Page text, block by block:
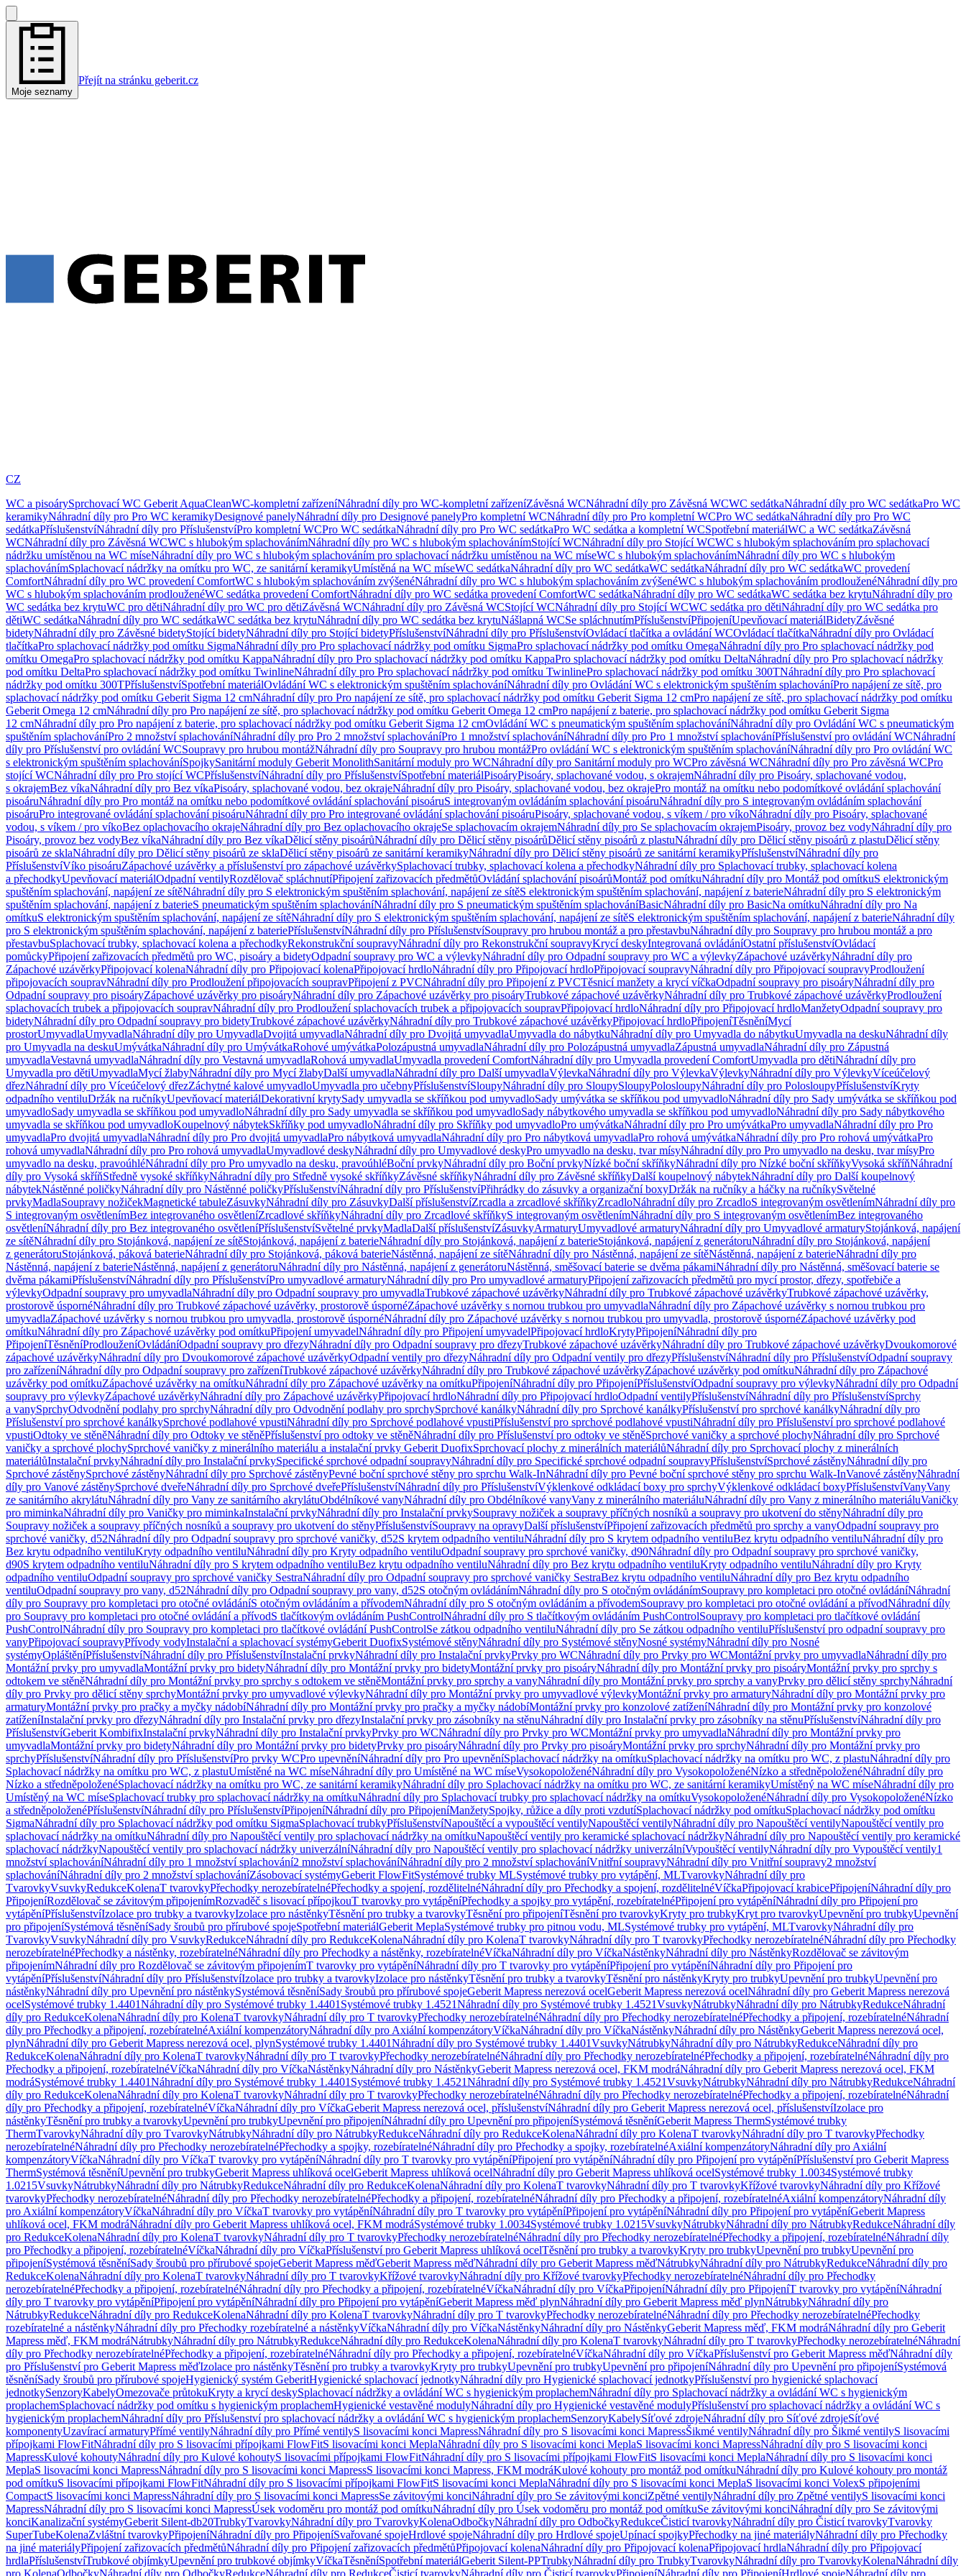
Moje seznamy
Přejít na stránku geberit.cz
CZ
WC a pisoárySprchovací WC Geberit AquaCleanWC-kompletní zařízeníNáhradní díly pro WC-kompletní zařízeníZávěsná WCNáhradní díly pro Závěsná WCWC sedátkaNáhradní díly pro WC sedátkaPro WC
keramikyNáhradní díly pro Pro WC keramikyDesignové panelyNáhradní díly pro Designové panelyPro kompletní WCNáhradní díly pro Pro kompletní WCPro WC sedátkaNáhradní díly pro Pro WC
sedátkaPříslušenstvíNáhradní díly pro PříslušenstvíPro kompletní WCPro WC sedátkaNáhradní díly pro Pro WC sedátkaPro WC sedátka a kompletní WCSpotřební materiálWC a WC sedátkaZávěsná
WCNáhradní díly pro Závěsná WCWC s hlubokým splachovánímNáhradní díly pro WC s hlubokým splachovánímStojící WCNáhradní díly pro Stojící WCWC s hlubokým splachováním pro splachovací
nádržku umístěnou na WC míseNáhradní díly pro WC s hlubokým splachováním pro splachovací nádržku umístěnou na WC míseWC s hlubokým splachovánímNáhradní díly pro WC s hlubokým
splachovánímSplachovací nádržky na omítku pro WC, ze sanitární keramikyUmístěná na WC míseWC sedátkaNáhradní díly pro WC sedátkaWC sedátkaNáhradní díly pro WC sedátkaWC provedení
ComfortNáhradní díly pro WC provedení ComfortWC s hlubokým splachováním zvýšenéNáhradní díly pro WC s hlubokým splachováním zvýšenéWC s hlubokým splachováním prodlouženéNáhradní díly pro
WC s hlubokým splachováním prodlouženéWC sedátka provedení ComfortNáhradní díly pro WC sedátka provedení ComfortWC sedátkaNáhradní díly pro WC sedátkaWC sedátka bez krytuNáhradní díly pro
WC sedátka bez krytuWC pro dětiNáhradní díly pro WC pro dětiZávěsná WCNáhradní díly pro Závěsná WCStojící WCNáhradní díly pro Stojící WCWC sedátka pro dětiNáhradní díly pro WC sedátka pro
dětiWC sedátkaNáhradní díly pro WC sedátkaWC sedátka bez krytuNáhradní díly pro WC sedátka bez krytuNášlapná WCSe spláchnutímPříslušenstvíPřipojeníUpevňovací materiálBidetyZávěsné
bidetyNáhradní díly pro Závěsné bidetyStojící bidetyNáhradní díly pro Stojící bidetyPříslušenstvíNáhradní díly pro PříslušenstvíOvládací tlačítka a ovládání WCOvládací tlačítkaNáhradní díly pro Ovládací
tlačítkaPro splachovací nádržky pod omítku SigmaNáhradní díly pro Pro splachovací nádržky pod omítku SigmaPro splachovací nádržky pod omítku OmegaNáhradní díly pro Pro splachovací nádržky pod
omítku OmegaPro splachovací nádržky pod omítku KappaNáhradní díly pro Pro splachovací nádržky pod omítku KappaPro splachovací nádržky pod omítku DeltaNáhradní díly pro Pro splachovací nádržky
pod omítku DeltaPro splachovací nádržky pod omítku TwinlineNáhradní díly pro Pro splachovací nádržky pod omítku TwinlinePro splachovací nádržky pod omítku 300TNáhradní díly pro Pro splachovací
nádržky pod omítku 300TPříslušenstvíSpotřební materiálOvládání WC s elektronickým spuštěním splachováníNáhradní díly pro Ovládání WC s elektronickým spuštěním splachováníPro napájení ze sítě, pro
splachovací nádržky pod omítku Geberit Sigma 12 cmNáhradní díly pro Pro napájení ze sítě, pro splachovací nádržky pod omítku Geberit Sigma 12 cmPro napájení ze sítě, pro splachovací nádržky pod omítku
Geberit Omega 12 cmNáhradní díly pro Pro napájení ze sítě, pro splachovací nádržky pod omítku Geberit Omega 12 cmPro napájení z baterie, pro splachovací nádržky pod omítku Geberit Sigma
12 cmNáhradní díly pro Pro napájení z baterie, pro splachovací nádržky pod omítku Geberit Sigma 12 cmOvládání WC s pneumatickým spuštěním splachováníNáhradní díly pro Ovládání WC s pneumatickým
spuštěním splachováníPro 2 množství splachováníNáhradní díly pro Pro 2 množství splachováníPro 1 množství splachováníNáhradní díly pro Pro 1 množství splachováníPříslušenství pro ovládání WCNáhradní
díly pro Příslušenství pro ovládání WCSoupravy pro hrubou montážNáhradní díly pro Soupravy pro hrubou montážPro ovládání WC s elektronickým spuštěním splachováníNáhradní díly pro Pro ovládání WC
s elektronickým spuštěním splachováníSpojkySanitární moduly Geberit MonolithSanitární moduly pro WCNáhradní díly pro Sanitární moduly pro WCPro závěsná WCNáhradní díly pro Pro závěsná WCPro
stojící WCNáhradní díly pro Pro stojící WCPříslušenstvíNáhradní díly pro PříslušenstvíSpotřební materiálPisoáryPisoáry, splachované vodou, s okrajemNáhradní díly pro Pisoáry, splachované vodou,
s okrajemBez víkaNáhradní díly pro Bez víkaPisoáry, splachované vodou, bez okrajeNáhradní díly pro Pisoáry, splachované vodou, bez okrajePro montáž na omítku nebo podomítkové ovládání splachování
pisoáruNáhradní díly pro Pro montáž na omítku nebo podomítkové ovládání splachování pisoáruS integrovaným ovládáním splachování pisoáruNáhradní díly pro S integrovaným ovládáním splachování
pisoáruPro integrované ovládání splachování pisoáruNáhradní díly pro Pro integrované ovládání splachování pisoáruPisoáry, splachované vodou, s víkem / pro víkoNáhradní díly pro Pisoáry, splachované
vodou, s víkem / pro víkoBez oplachovacího okrajeNáhradní díly pro Bez oplachovacího okrajeSe splachovacím okrajemNáhradní díly pro Se splachovacím okrajemPisoáry, provoz bez vodyNáhradní díly pro
Pisoáry, provoz bez vodyBez víkaNáhradní díly pro Bez víkaDělicí stěny pisoárůNáhradní díly pro Dělicí stěny pisoárůDělicí stěny pisoárů z plastuNáhradní díly pro Dělicí stěny pisoárů z plastuDělicí stěny
pisoárů ze sklaNáhradní díly pro Dělicí stěny pisoárů ze sklaDělicí stěny pisoárů ze sanitární keramikyNáhradní díly pro Dělicí stěny pisoárů ze sanitární keramikyPříslušenstvíNáhradní díly pro
PříslušenstvíVíko pisoáruZápachové uzávěrky a příslušenství pro zápachové uzávěrkySplachovací trubky, splachovací kolena a přechodkyNáhradní díly pro Splachovací trubky, splachovací kolena
a přechodkyUpevňovací materiálOdpadní ventilyRozdělovač spláchnutíPřipojení zařizovacích předmětůOvládání splachování pisoárůMontáž pod omítkuNáhradní díly pro Montáž pod omítkuS elektronickým
spuštěním splachování, napájení ze sítěNáhradní díly pro S elektronickým spuštěním splachování, napájení ze sítěS elektronickým spuštěním splachování, napájení z baterieNáhradní díly pro S elektronickým
spuštěním splachování, napájení z baterieS pneumatickým spuštěním splachováníNáhradní díly pro S pneumatickým spuštěním splachováníBasicNáhradní díly pro BasicNa omítkuNáhradní díly pro Na
omítkuS elektronickým spuštěním splachování, napájení ze sítěNáhradní díly pro S elektronickým spuštěním splachování, napájení ze sítěS elektronickým spuštěním splachování, napájení z baterieNáhradní díly
pro S elektronickým spuštěním splachování, napájení z bateriePříslušenstvíNáhradní díly pro PříslušenstvíSoupravy pro hrubou montáž a pro přestavbuNáhradní díly pro Soupravy pro hrubou montáž a pro
přestavbuSplachovací trubky, splachovací kolena a přechodkyRekonstrukční soupravyNáhradní díly pro Rekonstrukční soupravyKrycí deskyIntegrovaná ovládáníOstatní příslušenstvíOvládací
pomůckyPřipojení zařizovacích předmětů pro WC, pisoáry a bidetyOdpadní soupravy pro WC a výlevkyNáhradní díly pro Odpadní soupravy pro WC a výlevkyZápachové uzávěrkyNáhradní díly pro
Zápachové uzávěrkyPřipojovací kolenaNáhradní díly pro Připojovací kolenaPřipojovací hrdloNáhradní díly pro Připojovací hrdloPřipojovací soupravyNáhradní díly pro Připojovací soupravyProdloužení
připojovacích soupravNáhradní díly pro Prodloužení připojovacích soupravPřipojení z PVCNáhradní díly pro Připojení z PVCTěsnicí manžety a krycí víčkaOdpadní soupravy pro pisoáryNáhradní díly pro
Odpadní soupravy pro pisoáryZápachové uzávěrky pro pisoáryNáhradní díly pro Zápachové uzávěrky pro pisoáryTrubkové zápachové uzávěrkyNáhradní díly pro Trubkové zápachové uzávěrkyProdloužení
splachovacích trubek a připojovacích soupravNáhradní díly pro Prodloužení splachovacích trubek a připojovacích soupravPřipojovací hrdloNáhradní díly pro Připojovací hrdloManžetyOdpadní soupravy pro
bidetyNáhradní díly pro Odpadní soupravy pro bidetyTrubkové zápachové uzávěrkyNáhradní díly pro Trubkové zápachové uzávěrkyPřipojovací hrdloPřipojeníTěsněníMycí
prostorUmyvadlaUmyvadlaNáhradní díly pro UmyvadlaDvojitá umyvadlaNáhradní díly pro Dvojitá umyvadlaUmyvadla do nábytkuNáhradní díly pro Umyvadla do nábytkuUmyvadla na deskuNáhradní díly
pro Umyvadla na deskuUmývátkaNáhradní díly pro UmývátkaRohové umývátkaPolozápustná umyvadlaNáhradní díly pro Polozápustná umyvadlaZápustná umyvadlaNáhradní díly pro Zápustná
umyvadlaVestavná umyvadlaNáhradní díly pro Vestavná umyvadlaRohová umyvadlaUmyvadla provedení ComfortNáhradní díly pro Umyvadla provedení ComfortUmyvadla pro dětiNáhradní díly pro
Umyvadla pro dětiUmyvadlaMycí žlabyNáhradní díly pro Mycí žlabyDalší umyvadlaNáhradní díly pro Další umyvadlaVýlevkaNáhradní díly pro VýlevkaVýlevkyNáhradní díly pro VýlevkyVíceúčelový
dřezNáhradní díly pro Víceúčelový dřezZáchytné kalové umyvadloUmyvadla pro učebnyPříslušenstvíSloupyNáhradní díly pro SloupySloupyPolosloupyNáhradní díly pro PolosloupyPříslušenstvíKryty
odpadního ventiluDržák na ručníkyUpevňovací materiálDekorativní krytySady umyvadla se skříňkou pod umyvadloSady umývátka se skříňkou pod umyvadloNáhradní díly pro Sady umývátka se skříňkou pod
umyvadloSady umyvadla se skříňkou pod umyvadloNáhradní díly pro Sady umyvadla se skříňkou pod umyvadloSady nábytkového umyvadla se skříňkou pod umyvadloNáhradní díly pro Sady nábytkového
umyvadla se skříňkou pod umyvadloKoupelnový nábytekSkříňky pod umyvadloNáhradní díly pro Skříňky pod umyvadloPro umývátkaNáhradní díly pro Pro umývátkaPro umyvadlaNáhradní díly pro Pro
umyvadlaPro dvojitá umyvadlaNáhradní díly pro Pro dvojitá umyvadlaPro nábytková umyvadlaNáhradní díly pro Pro nábytková umyvadlaPro rohová umývátkaNáhradní díly pro Pro rohová umývátkaPro
rohová umyvadlaNáhradní díly pro Pro rohová umyvadlaUmyvadlové deskyNáhradní díly pro Umyvadlové deskyPro umyvadlo na desku, tvar mísyNáhradní díly pro Pro umyvadlo na desku, tvar mísyPro
umyvadlo na desku, pravoúhléNáhradní díly pro Pro umyvadlo na desku, pravoúhléBoční prvkyNáhradní díly pro Boční prvkyNízké boční skříňkyNáhradní díly pro Nízké boční skříňkyVysoká skříňNáhradní
díly pro Vysoká skříňStředně vysoké skříňkyNáhradní díly pro Středně vysoké skříňkyZávěsné skříňkyNáhradní díly pro Závěsné skříňkyDalší koupelnový nábytekNáhradní díly pro Další koupelnový
nábytekNástěnné poličkyNáhradní díly pro Nástěnné poličkyPříslušenstvíNáhradní díly pro PříslušenstvíPřihrádky do zásuvky a organizační boxyDržák na ručníky a háčky na ručníkySvětelné
prvkyMadlaSoupravy nožičekMagnetické tabuleZásuvkyNáhradní díly pro ZásuvkyDalší příslušenstvíZrcadla a zrcadlové skříňkyZrcadloNáhradní díly pro ZrcadloS integrovaným osvětlenímNáhradní díly pro
S integrovaným osvětlenímBez integrovaného osvětleníZrcadlové skříňkyNáhradní díly pro Zrcadlové skříňkyS integrovaným osvětlenímNáhradní díly pro S integrovaným osvětlenímBez integrovaného
osvětleníNáhradní díly pro Bez integrovaného osvětleníPříslušenstvíSvětelné prvkyMadlaDalší příslušenstvíZásuvkyArmaturyUmyvadlové armaturyNáhradní díly pro Umyvadlové armaturyStojánková, napájení
ze sítěNáhradní díly pro Stojánková, napájení ze sítěStojánková, napájení z baterieNáhradní díly pro Stojánková, napájení z baterieStojánková, napájení z generátoruNáhradní díly pro Stojánková, napájení
z generátoruStojánková, páková baterieNáhradní díly pro Stojánková, páková baterieNástěnná, napájení ze sítěNáhradní díly pro Nástěnná, napájení ze sítěNástěnná, napájení z baterieNáhradní díly pro
Nástěnná, napájení z baterieNástěnná, napájení z generátoruNáhradní díly pro Nástěnná, napájení z generátoruNástěnná, směšovací baterie se dvěma pákamiNáhradní díly pro Nástěnná, směšovací baterie se
dvěma pákamiPříslušenstvíNáhradní díly pro PříslušenstvíPro umyvadlové armaturyNáhradní díly pro Pro umyvadlové armaturyPřipojení zařizovacích předmětů pro mycí prostor, dřezy, spotřebiče a
výlevkyOdpadní soupravy pro umyvadlaNáhradní díly pro Odpadní soupravy pro umyvadlaTrubkové zápachové uzávěrkyNáhradní díly pro Trubkové zápachové uzávěrkyTrubkové zápachové uzávěrky,
prostorově úspornéNáhradní díly pro Trubkové zápachové uzávěrky, prostorově úspornéZápachové uzávěrky s nornou trubkou pro umyvadlaNáhradní díly pro Zápachové uzávěrky s nornou trubkou pro
umyvadlaZápachové uzávěrky s nornou trubkou pro umyvadla, prostorově úspornéNáhradní díly pro Zápachové uzávěrky s nornou trubkou pro umyvadla, prostorově úspornéZápachové uzávěrky pod
omítkuNáhradní díly pro Zápachové uzávěrky pod omítkuPřipojení umyvadelNáhradní díly pro Připojení umyvadelPřipojovací hrdloKrytyPřipojeníNáhradní díly pro
PřipojeníTěsněníProdlouženíOvládáníOdpadní soupravy pro dřezyNáhradní díly pro Odpadní soupravy pro dřezyTrubkové zápachové uzávěrkyNáhradní díly pro Trubkové zápachové uzávěrkyDvoukomorové
zápachové uzávěrkyNáhradní díly pro Dvoukomorové zápachové uzávěrkyOdpadní ventily pro dřezyNáhradní díly pro Odpadní ventily pro dřezyPříslušenstvíNáhradní díly pro PříslušenstvíOdpadní soupravy
pro zařízeníNáhradní díly pro Odpadní soupravy pro zařízeníTrubkové zápachové uzávěrkyNáhradní díly pro Trubkové zápachové uzávěrkyZápachové uzávěrky pod omítkuNáhradní díly pro Zápachové
uzávěrky pod omítkuZápachové uzávěrky na omítkuNáhradní díly pro Zápachové uzávěrky na omítkuPřipojeníNáhradní díly pro PřipojeníPříslušenstvíOdpadní soupravy pro výlevkyNáhradní díly pro Odpadní
soupravy pro výlevkyZápachové uzávěrkyNáhradní díly pro Zápachové uzávěrkyPřipojovací hrdloNáhradní díly pro Připojovací hrdloOdpadní ventilyPříslušenstvíNáhradní díly pro PříslušenstvíSprchy
a vanySprchyOdvodnění podlahy pro sprchyNáhradní díly pro Odvodnění podlahy pro sprchySprchové kanálkyNáhradní díly pro Sprchové kanálkyPříslušenství pro sprchové kanálkyNáhradní díly pro
Příslušenství pro sprchové kanálkySprchové podlahové vpustiNáhradní díly pro Sprchové podlahové vpustiPříslušenství pro sprchové podlahové vpustiNáhradní díly pro Příslušenství pro sprchové podlahové
vpustiOdtoky ve stěněNáhradní díly pro Odtoky ve stěněPříslušenství pro odtoky ve stěněNáhradní díly pro Příslušenství pro odtoky ve stěněSprchové vaničky a sprchové plochyNáhradní díly pro Sprchové
vaničky a sprchové plochySprchové vaničky z minerálního materiálu a instalační prvky Geberit DuofixSprchovací plochy z minerálních materiálůNáhradní díly pro Sprchovací plochy z minerálních
materiálůInstalační prvkyNáhradní díly pro Instalační prvkySpecifické sprchové odpadní soupravyNáhradní díly pro Specifické sprchové odpadní soupravyPříslušenstvíSprchové zástěnyNáhradní díly pro
Sprchové zástěnySprchové zástěnyNáhradní díly pro Sprchové zástěnyPevné boční sprchové stěny pro sprchu Walk-InNáhradní díly pro Pevné boční sprchové stěny pro sprchu Walk-InVanové zástěnyNáhradní
díly pro Vanové zástěnySprchové dveřeNáhradní díly pro Sprchové dveřePříslušenstvíNáhradní díly pro PříslušenstvíVýklenkové odkládací boxy pro sprchyVýklenkové odkládací boxyPříslušenstvíVanyVany
ze sanitárního akrylátuNáhradní díly pro Vany ze sanitárního akrylátuObdélníkové vanyNáhradní díly pro Obdélníkové vanyVany z minerálního materiáluNáhradní díly pro Vany z minerálního materiáluVaničky
pro miminkaNáhradní díly pro Vaničky pro miminkaInstalační prvkyNáhradní díly pro Instalační prvkySoupravy nožiček a soupravy příčných nosníků a soupravy pro ukotvení do stěnyNáhradní díly pro
Soupravy nožiček a soupravy příčných nosníků a soupravy pro ukotvení do stěnyPříslušenstvíSoupravy na opravyDalší příslušenstvíPřipojení zařizovacích předmětů pro sprchy a vanyOdpadní soupravy pro
sprchové vaničky, d52Náhradní díly pro Odpadní soupravy pro sprchové vaničky, d52S krytem odpadního ventiluNáhradní díly pro S krytem odpadního ventiluBez krytu odpadního ventiluNáhradní díly pro
Bez krytu odpadního ventiluKryty odpadního ventiluNáhradní díly pro Kryty odpadního ventiluOdpadní soupravy pro sprchové vaničky, d90Náhradní díly pro Odpadní soupravy pro sprchové vaničky,
d90S krytem odpadního ventiluNáhradní díly pro S krytem odpadního ventiluBez krytu odpadního ventiluNáhradní díly pro Bez krytu odpadního ventiluKryty odpadního ventiluNáhradní díly pro Kryty
odpadního ventiluOdpadní soupravy pro sprchové vaničky SestraNáhradní díly pro Odpadní soupravy pro sprchové vaničky SestraBez krytu odpadního ventiluNáhradní díly pro Bez krytu odpadního
ventiluOdpadní soupravy pro vany, d52Náhradní díly pro Odpadní soupravy pro vany, d52S otočným ovládánímNáhradní díly pro S otočným ovládánímSoupravy pro kompletaci pro otočné ovládáníNáhradní
díly pro Soupravy pro kompletaci pro otočné ovládáníS otočným ovládáním a přívodemNáhradní díly pro S otočným ovládáním a přívodemSoupravy pro kompletaci pro otočné ovládání a přívodNáhradní díly
pro Soupravy pro kompletaci pro otočné ovládání a přívodS tlačítkovým ovládáním PushControlNáhradní díly pro S tlačítkovým ovládáním PushControlSoupravy pro kompletaci pro tlačítkové ovládání
PushControlNáhradní díly pro Soupravy pro kompletaci pro tlačítkové ovládání PushControlSe zátkou odpadního ventiluNáhradní díly pro Se zátkou odpadního ventiluPříslušenství pro odpadní soupravy pro
vanyPřipojovací soupravyPřívody vodyInstalační a splachovací systémyGeberit DuofixSystémové stěnyNáhradní díly pro Systémové stěnyNosné systémyNáhradní díly pro Nosné
systémyOpláštěníPříslušenstvíNáhradní díly pro PříslušenstvíInstalační prvkyNáhradní díly pro Instalační prvkyPrvky pro WCNáhradní díly pro Prvky pro WCMontážní prvky pro umyvadlaNáhradní díly pro
Montážní prvky pro umyvadlaMontážní prvky pro bidetyNáhradní díly pro Montážní prvky pro bidetyMontážní prvky pro pisoáryNáhradní díly pro Montážní prvky pro pisoáryMontážní prvky pro sprchy s
odtokem ve stěněNáhradní díly pro Montážní prvky pro sprchy s odtokem ve stěněMontážní prvky pro sprchy a vanyNáhradní díly pro Montážní prvky pro sprchy a vanyPrvky pro dělicí stěny sprchyNáhradní
díly pro Prvky pro dělicí stěny sprchyMontážní prvky pro umyvadlové výlevkyNáhradní díly pro Montážní prvky pro umyvadlové výlevkyMontážní prvky pro armaturyNáhradní díly pro Montážní prvky pro
armaturyMontážní prvky pro pračky a myčky nádobíNáhradní díly pro Montážní prvky pro pračky a myčky nádobíMontážní prvky pro konzolové zatíženíNáhradní díly pro Montážní prvky pro konzolové
zatíženíInstalační prvky pro dřezyNáhradní díly pro Instalační prvky pro dřezyInstalační prvky pro zásobníky na stěnuNáhradní díly pro Instalační prvky pro zásobníky na stěnuPříslušenstvíNáhradní díly pro
PříslušenstvíGeberit KombifixInstalační prvkyNáhradní díly pro Instalační prvkyPrvky pro WCNáhradní díly pro Prvky pro WCMontážní prvky pro umyvadlaNáhradní díly pro Montážní prvky pro
umyvadlaMontážní prvky pro bidetyNáhradní díly pro Montážní prvky pro bidetyPrvky pro pisoáryNáhradní díly pro Prvky pro pisoáryMontážní prvky pro sprchyNáhradní díly pro Montážní prvky pro
sprchyPříslušenstvíNáhradní díly pro PříslušenstvíPro prvky WCPro upevněníNáhradní díly pro Pro upevněníSplachovací nádržky na omítkuSplachovací nádržky na omítku pro WC, z plastuNáhradní díly pro
Splachovací nádržky na omítku pro WC, z plastuUmístěné na WC míseNáhradní díly pro Umístěné na WC míseVysokopoloženéNáhradní díly pro VysokopoloženéNízko a středněpoloženéNáhradní díly pro
Nízko a středněpoloženéSplachovací nádržky na omítku pro WC, ze sanitární keramikyNáhradní díly pro Splachovací nádržky na omítku pro WC, ze sanitární keramikyUmístěný na WC míseNáhradní díly pro
Umístěný na WC míseSplachovací trubky pro splachovací nádržky na omítkuNáhradní díly pro Splachovací trubky pro splachovací nádržky na omítkuVysokopoloženéNáhradní díly pro VysokopoloženéNízko
a středněpoloženéPříslušenstvíNáhradní díly pro PříslušenstvíPřipojeníNáhradní díly pro PřipojeníManžetySpojky, růžice a díly proti vzdutíSplachovací nádržky pod omítkuSplachovací nádržky pod omítku
SigmaNáhradní díly pro Splachovací nádržky pod omítku SigmaSplachovací trubkyPříslušenstvíNapouštěcí a vypouštěcí ventilyNapouštěcí ventilyNáhradní díly pro Napouštěcí ventilyNapouštěcí ventily pro
splachovací nádržky na omítkuNáhradní díly pro Napouštěcí ventily pro splachovací nádržky na omítkuNapouštěcí ventily pro keramické splachovací nádržkyNáhradní díly pro Napouštěcí ventily pro keramické
splachovací nádržkyNapouštěcí ventily pro splachovací nádržky univerzálníNáhradní díly pro Napouštěcí ventily pro splachovací nádržky univerzálníVypouštěcí ventilyNáhradní díly pro Vypouštěcí ventily1
množství splachováníNáhradní díly pro 1 množství splachování2 množství splachováníNáhradní díly pro 2 množství splachováníVnitřní soupravyNáhradní díly pro Vnitřní soupravy2 množství
splachováníNáhradní díly pro 2 množství splachováníZásobovací systémyGeberit FlowFitSystémové trubky MLSystémové trubky pro vytápění, MLTvarovkyNáhradní díly pro
TvarovkyVsuvkyRedukceKolenaT tvarovkyPřechodky nerozebíratelnéPřechodky a spojení, rozdělitelnéNáhradní díly pro Přechodky a spojení, rozdělitelnéVíčkaPřipojovací krabicePřipojeníNáhradní díly pro
PřipojeníRozdělovač se závitovým připojenímRozvaděč s lisovací přípojkouT tvarovky pro vytápěníPřechodky a spojky pro vytápění, rozebíratelnéPřipojení pro vytápěníNáhradní díly pro Připojení pro
vytápěníPříslušenstvíIzolace pro trubky a tvarovkyIzolace pro nástěnkyTěsnění pro trubky a tvarovkyTěsnění pro připojeníTěsnění pro tvarovkyKryty pro trubkyKryt pro tvarovkyUpevnění pro trubkyUpevnění
pro připojeníSystémová těsněníSady šroubů pro přírubové spojeSpotřební materiálGeberit MeplaSystémové trubky pro pitnou vodu, MLSystémové trubky pro vytápění, MLTvarovkyNáhradní díly pro
TvarovkyVsuvkyNáhradní díly pro VsuvkyRedukceNáhradní díly pro RedukceKolenaNáhradní díly pro KolenaT tvarovkyNáhradní díly pro T tvarovkyPřechodky nerozebíratelnéNáhradní díly pro Přechodky
nerozebíratelnéPřechodky a nástěnky, rozebíratelnéNáhradní díly pro Přechodky a nástěnky, rozebíratelnéVíčkaNáhradní díly pro VíčkaNástěnkyNáhradní díly pro NástěnkyRozdělovač se závitovým
připojenímNáhradní díly pro Rozdělovač se závitovým připojenímT tvarovky pro vytápěníNáhradní díly pro T tvarovky pro vytápěníPřipojení pro vytápěníNáhradní díly pro Připojení pro
vytápěníPříslušenstvíNáhradní díly pro PříslušenstvíIzolace pro trubky a tvarovkyIzolace pro nástěnkyTěsnění pro trubky a tvarovkyTěsnění pro nástěnkyKryty pro trubkyUpevnění pro trubkyUpevnění pro
nástěnkyNáhradní díly pro Upevnění pro nástěnkySystémová těsněníSady šroubů pro přírubové spojeGeberit Mapress nerezová ocelGeberit Mapress nerezová ocelNáhradní díly pro Geberit Mapress nerezová
ocelSystémové trubky 1.4401Náhradní díly pro Systémové trubky 1.4401 Systémové trubky 1.4521Náhradní díly pro Systémové trubky 1.4521VsuvkyNátrubkyNáhradní díly pro NátrubkyRedukceNáhradní
díly pro RedukceKolenaNáhradní díly pro KolenaT tvarovkyNáhradní díly pro T tvarovkyPřechodky nerozebíratelnéNáhradní díly pro Přechodky nerozebíratelnéPřechodky a připojení, rozebíratelnéNáhradní
díly pro Přechodky a připojení, rozebíratelnéAxiální kompenzátoryNáhradní díly pro Axiální kompenzátoryVíčkaNáhradní díly pro VíčkaNástěnkyNáhradní díly pro NástěnkyGeberit Mapress nerezová ocel,
plynNáhradní díly pro Geberit Mapress nerezová ocel, plynSystémové trubky 1.4401Náhradní díly pro Systémové trubky 1.4401VsuvkyNátrubkyNáhradní díly pro NátrubkyRedukceNáhradní díly pro
RedukceKolenaNáhradní díly pro KolenaT tvarovkyNáhradní díly pro T tvarovkyPřechodky nerozebíratelnéNáhradní díly pro Přechodky nerozebíratelnéPřechodky a připojení, rozebíratelnéNáhradní díly pro
Přechodky a připojení, rozebíratelnéVíčkaNáhradní díly pro VíčkaNástěnkyNáhradní díly pro NástěnkyGeberit Mapress nerezová ocel, FKM modráNáhradní díly pro Geberit Mapress nerezová ocel, FKM
modráSystémové trubky 1.4401Náhradní díly pro Systémové trubky 1.4401 Systémové trubky 1.4521Náhradní díly pro Systémové trubky 1.4521VsuvkyNátrubkyNáhradní díly pro NátrubkyRedukceNáhradní
díly pro RedukceKolenaNáhradní díly pro KolenaT tvarovkyNáhradní díly pro T tvarovkyPřechodky nerozebíratelnéNáhradní díly pro Přechodky nerozebíratelnéPřechodky a připojení, rozebíratelnéNáhradní
díly pro Přechodky a připojení, rozebíratelnéVíčkaNáhradní díly pro VíčkaGeberit Mapress nerezová ocel, příslušenstvíNáhradní díly pro Geberit Mapress nerezová ocel, příslušenstvíIzolace pro
nástěnkyTěsnění pro trubky a tvarovkyUpevnění pro trubkyUpevnění pro připojeníNáhradní díly pro Upevnění pro připojeníSystémová těsněníGeberit Mapress ThermSystémové trubky
ThermTvarovkyNáhradní díly pro TvarovkyNátrubkyNáhradní díly pro NátrubkyRedukceNáhradní díly pro RedukceKolenaNáhradní díly pro KolenaT tvarovkyNáhradní díly pro T tvarovkyPřechodky
nerozebíratelnéNáhradní díly pro Přechodky nerozebíratelnéPřechodky a spojky, rozebíratelnéNáhradní díly pro Přechodky a spojky, rozebíratelnéAxiální kompenzátoryNáhradní díly pro Axiální
kompenzátoryVíčkaNáhradní díly pro VíčkaT tvarovky pro vytápěníNáhradní díly pro T tvarovky pro vytápěníPřipojení pro vytápěníNáhradní díly pro Připojení pro vytápěníPříslušenství pro Geberit Mapress
ThermSystémová těsněníUpevnění pro trubkyGeberit Mapress uhlíková ocelGeberit Mapress uhlíková ocelNáhradní díly pro Geberit Mapress uhlíková ocelSystémové trubky 1.0034Systémové trubky
1.0215VsuvkyNátrubkyNáhradní díly pro NátrubkyRedukceNáhradní díly pro RedukceKolenaNáhradní díly pro KolenaT tvarovkyNáhradní díly pro T tvarovkyKřížové tvarovkyNáhradní díly pro Křížové
tvarovkyPřechodky nerozebíratelnéNáhradní díly pro Přechodky nerozebíratelnéPřechodky a připojení, rozebíratelnéNáhradní díly pro Přechodky a připojení, rozebíratelnéAxiální kompenzátoryNáhradní díly
pro Axiální kompenzátoryVíčkaNáhradní díly pro VíčkaT tvarovky pro vytápěníNáhradní díly pro T tvarovky pro vytápěníPřipojení pro vytápěníNáhradní díly pro Připojení pro vytápěníGeberit Mapress
uhlíková ocel, FKM modráNáhradní díly pro Geberit Mapress uhlíková ocel, FKM modráSystémové trubky 1.0034Systémové trubky 1.0215VsuvkyNátrubkyNáhradní díly pro NátrubkyRedukceNáhradní díly
pro RedukceKolenaNáhradní díly pro KolenaT tvarovkyNáhradní díly pro T tvarovkyPřechodky nerozebíratelnéNáhradní díly pro Přechodky nerozebíratelnéPřechodky a připojení, rozebíratelnéNáhradní díly
pro Přechodky a připojení, rozebíratelnéVíčkaNáhradní díly pro VíčkaPříslušenství pro Geberit Mapress uhlíková ocelTěsnění pro trubky a tvarovkyKryty pro trubkyUpevnění pro trubkyUpevnění pro
připojeníSystémová těsněníSady šroubů pro přírubové spojeGeberit Mapress měďGeberit Mapress měďNáhradní díly pro Geberit Mapress měďNátrubkyNáhradní díly pro NátrubkyRedukceNáhradní díly pro
RedukceKolenaNáhradní díly pro KolenaT tvarovkyNáhradní díly pro T tvarovkyKřížové tvarovkyNáhradní díly pro Křížové tvarovkyPřechodky nerozebíratelnéNáhradní díly pro Přechodky
nerozebíratelnéPřechodky a připojení, rozebíratelnéNáhradní díly pro Přechodky a připojení, rozebíratelnéVíčkaNáhradní díly pro VíčkaPřipojeníNáhradní díly pro PřipojeníT tvarovky pro vytápěníNáhradní
díly pro T tvarovky pro vytápěníPřipojení pro vytápěníNáhradní díly pro Připojení pro vytápěníGeberit Mapress měď plynNáhradní díly pro Geberit Mapress měď plynNátrubkyNáhradní díly pro
NátrubkyRedukceNáhradní díly pro RedukceKolenaNáhradní díly pro KolenaT tvarovkyNáhradní díly pro T tvarovkyPřechodky nerozebíratelnéNáhradní díly pro Přechodky nerozebíratelnéPřechodky
rozebíratelné a nástěnkyNáhradní díly pro Přechodky rozebíratelné a nástěnkyVíčkaNáhradní díly pro VíčkaNástěnkyNáhradní díly pro NástěnkyGeberit Mapress měď, FKM modráNáhradní díly pro Geberit
Mapress měď, FKM modráNátrubkyNáhradní díly pro NátrubkyRedukceNáhradní díly pro RedukceKolenaNáhradní díly pro KolenaT tvarovkyNáhradní díly pro T tvarovkyPřechodky nerozebíratelnéNáhradní
díly pro Přechodky nerozebíratelnéPřechodky a připojení, rozebíratelnéNáhradní díly pro Přechodky a připojení, rozebíratelnéVíčkaNáhradní díly pro VíčkaPříslušenství pro Geberit Mapress měďNáhradní díly
pro Příslušenství pro Geberit Mapress měďIzolace pro nástěnkyTěsnění pro trubky a tvarovkyKryty pro trubkyUpevnění pro trubkyUpevnění pro připojeníNáhradní díly pro Upevnění pro připojeníSystémová
těsněníSady šroubů pro přírubové spojeHygienický systém GeberitHygienické splachovací jednotkyNáhradní díly pro Hygienické splachovací jednotkyPříslušenství pro hygienické splachovací
jednotkySenzoryKabelyOmezovače průtokuKryty a krycí deskySplachovací nádržky a ovládání WC s hygienickým proplachemNáhradní díly pro Splachovací nádržky a ovládání WC s hygienickým
proplachemSplachovací nádržky pod omítku s hygienickým proplachemHygienické vestavěné modulyNáhradní díly pro Hygienické vestavěné modulyPříslušenství pro splachovací nádržky a ovládání WC s
hygienickým proplachemNáhradní díly pro Příslušenství pro splachovací nádržky a ovládání WC s hygienickým proplachemSenzoryKabelySíťové zdrojeNáhradní díly pro Síťové zdrojeSíťové
komponentyUzavírací armaturyPřímé ventilyNáhradní díly pro Přímé ventilyS lisovacími konci MapressNáhradní díly pro S lisovacími konci MapressŠikmé ventilyNáhradní díly pro Šikmé ventilyS lisovacími
přípojkami FlowFitNáhradní díly pro S lisovacími přípojkami FlowFitS lisovacími konci MeplaNáhradní díly pro S lisovacími konci MeplaS lisovacími konci MapressNáhradní díly pro S lisovacími konci
MapressKulové kohoutyNáhradní díly pro Kulové kohoutyS lisovacími přípojkami FlowFitNáhradní díly pro S lisovacími přípojkami FlowFitS lisovacími konci MeplaNáhradní díly pro S lisovacími konci
MeplaS lisovacími konci MapressNáhradní díly pro S lisovacími konci MapressS lisovacími konci Mapress, FKM modráKulové kohouty pro montáž pod omítkuNáhradní díly pro Kulové kohouty pro montáž
pod omítkuS lisovacími přípojkami FlowFitNáhradní díly pro S lisovacími přípojkami FlowFitS lisovacími konci MeplaNáhradní díly pro S lisovacími konci MeplaS lisovacími konci VolexS připojeními
CompactS lisovacími konci MapressNáhradní díly pro S lisovacími konci MapressSe závitovými konciNáhradní díly pro Se závitovými konciZpětné ventilyNáhradní díly pro Zpětné ventilyS lisovacími konci
MapressNáhradní díly pro S lisovacími konci MapressÚsek vodoměru pro montáž pod omítkuNáhradní díly pro Úsek vodoměru pro montáž pod omítkuSe závitovými konciNáhradní díly pro Se závitovými
konciKanalizační systémyGeberit Silent-db20TrubkyTvarovkyNáhradní díly pro TvarovkyKolenaOdbočkyNáhradní díly pro OdbočkyRedukceČisticí tvarovkyNáhradní díly pro Čisticí tvarovkyTvarovky
SuperTubeKolenaZvláštní tvarovkyPřipojeníNáhradní díly pro PřipojeníSvařované spojeHrdlové spojeNáhradní díly pro Hrdlové spojeUpínací spojkyPřechodky na jiné materiályNáhradní díly pro Přechodky
na jiné materiályPřipojení zařizovacích předmětůNáhradní díly pro Připojení zařizovacích předmětůPřipojovací kolenaNáhradní díly pro Připojovací kolenaPřipojovací hrdlaNáhradní díly pro Připojovací
hrdlaPříslušenstvíTrubkové objímkyUpevnění pro trubkové objímkyVíčkaTěsněníSpotřební materiálGeberit Silent-PPTrubkyNáhradní díly pro TrubkyTvarovkyNáhradní díly pro TvarovkyKolenaNáhradní díly
pro KolenaOdbočkyNáhradní díly pro OdbočkyRedukceNáhradní díly pro RedukceČisticí tvarovkyNáhradní díly pro Čisticí tvarovkyPřipojeníNáhradní díly pro PřipojeníHrdlové spojeNáhradní díly pro